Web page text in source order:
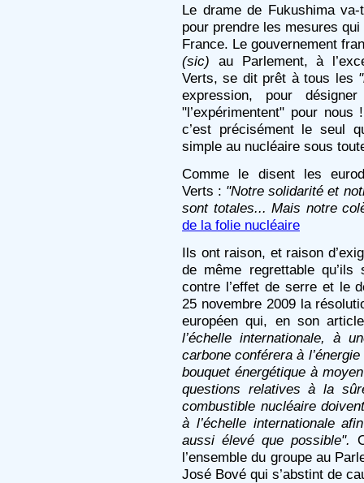
Le drame de Fukushima
pour prendre les mesures
France. Le gouvernement
(sic) au Parlement, à
Verts, se dit prêt à tous les
expression, pour
"l’expérimentent" pour
c’est précisément le seul
simple au nucléaire sous
Comme le disent les
Verts : "Notre solidarité et
sont totales... Mais notre
de la folie nucléaire
Ils ont raison, et raison
de même regrettable
contre l’effet de serre et le
25 novembre 2009 la
européen qui, en son
l’échelle internationale, à
carbone conférera à
bouquet énergétique à
questions relatives à la
combustible nucléaire
à l’échelle internationale
aussi élevé que possible".
l’ensemble du groupe au
José Bové qui s’abstint de